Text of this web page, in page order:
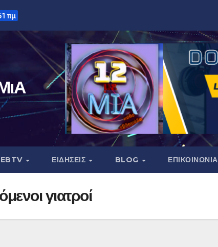
πμ
ΕΙΔΗΣΕΙΣ BLOG ΕΠΙΚΟΙΝΩΝΙΑ
γιατροί